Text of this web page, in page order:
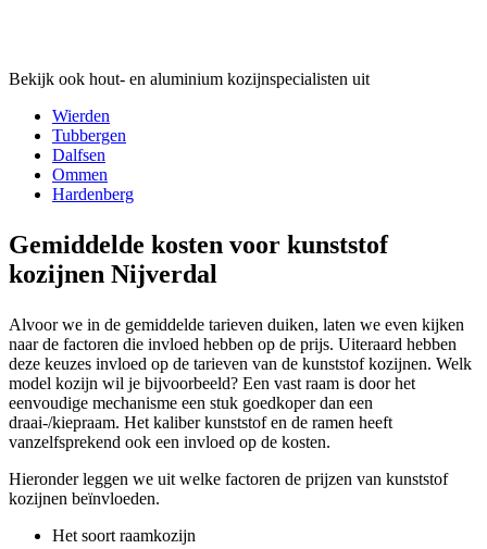
Bekijk ook hout- en aluminium kozijnspecialisten uit
Wierden
Tubbergen
Dalfsen
Ommen
Hardenberg
Gemiddelde kosten voor kunststof
kozijnen Nijverdal
Alvoor we in de gemiddelde tarieven duiken, laten we even kijken
naar de factoren die invloed hebben op de prijs. Uiteraard hebben
deze keuzes invloed op de tarieven van de kunststof kozijnen. Welk
model kozijn wil je bijvoorbeeld? Een vast raam is door het
eenvoudige mechanisme een stuk goedkoper dan een
draai-/kiepraam. Het kaliber kunststof en de ramen heeft
vanzelfsprekend ook een invloed op de kosten.
Hieronder leggen we uit welke factoren de prijzen van kunststof
kozijnen beïnvloeden.
Het soort raamkozijn